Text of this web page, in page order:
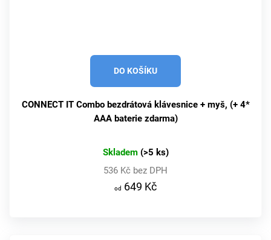
DO KOŠÍKU
CONNECT IT Combo bezdrátová klávesnice + myš, (+ 4*
AAA baterie zdarma)
Skladem (>5 ks)
536 Kč bez DPH
649 Kč